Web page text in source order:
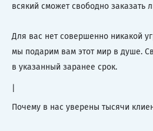
всякий сможет свободно заказать
Для вас нет совершенно никакой
мы подарим вам этот мир в душе.
в указанный заранее срок.
Почему в нас уверены тысячи